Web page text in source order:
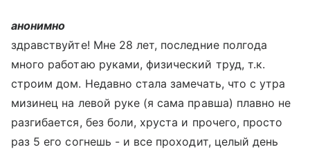
анонимно
здравствуйте! Мне 28 лет, последние полгода
много работаю руками, физический труд, т.к.
строим дом. Недавно стала замечать, что с утра
мизинец на левой руке (я сама правша) плавно не
разгибается, без боли, хруста и прочего, просто
раз 5 его согнешь - и все проходит, целый день